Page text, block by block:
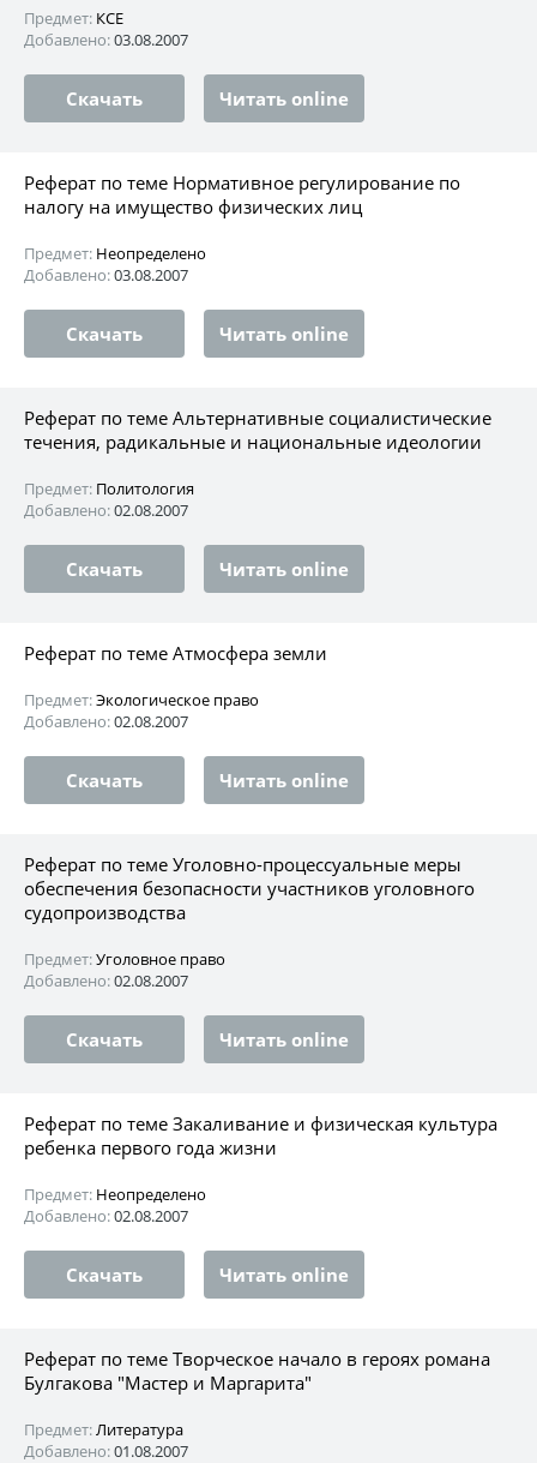
Предмет: КСЕ
Добавлено:03.08.2007
Скачать Читать online
Реферат по теме Нормативное регулирование по
налогу на имущество физических лиц
Предмет: Неопределено
Добавлено:03.08.2007
Скачать Читать online
Реферат по теме Альтернативные социалистические
течения, радикальные и национальные идеологии
Предмет: Политология
Добавлено:02.08.2007
Скачать Читать online
Реферат по теме Атмосфера земли
Предмет:Экологическое право
Добавлено:02.08.2007
Скачать Читать online
Реферат по теме Уголовно-процессуальные меры
обеспечения безопасности участников уголовного
судопроизводства
Предмет:Уголовное право
Добавлено:02.08.2007
Скачать Читать online
Реферат по теме Закаливание и физическая культура
ребенка первого года жизни
Предмет: Неопределено
Добавлено:02.08.2007
Скачать Читать online
Реферат по теме Творческое начало в героях романа
Булгакова "Мастер и Маргарита"
Предмет:Литература
Добавлено:01.08.2007